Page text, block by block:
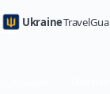
Ukraine